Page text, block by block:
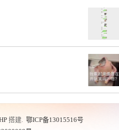
搭建. 鄂ICP备13015516号